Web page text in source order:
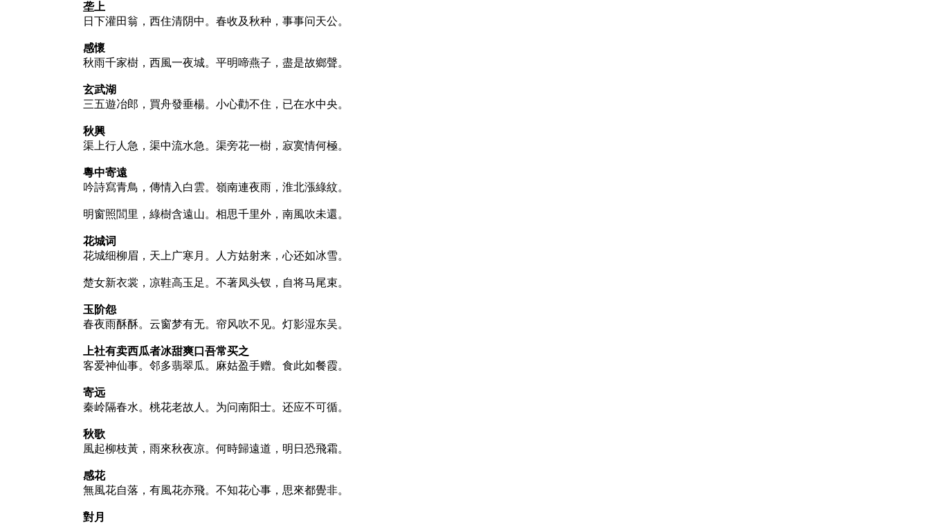
垄上
日下灌田翁，西住清阴中。春收及秋种，事事问天公。
感懷
秋雨千家樹，西風一夜城。平明啼燕子，盡是故鄉聲。
玄武湖
三五遊冶郎，買舟發垂楊。小心勸不住，已在水中央。
秋興
渠上行人急，渠中流水急。渠旁花一樹，寂寞情何極。
粵中寄遠
吟詩寫青鳥，傳情入白雲。嶺南連夜雨，淮北漲綠紋。
明窗照閭里，綠樹含遠山。相思千里外，南風吹未還。
花城词
花城细柳眉，天上广寒月。人方姑射来，心还如冰雪。
楚女新衣裳，凉鞋高玉足。不著凤头钗，自将马尾束。
玉阶怨
春夜雨酥酥。云窗梦有无。帘风吹不见。灯影湿东吴。
上社有卖西瓜者冰甜爽口吾常买之
客爱神仙事。邻多翡翠瓜。麻姑盈手赠。食此如餐霞。
寄远
秦岭隔春水。桃花老故人。为问南阳士。还应不可循。
秋歌
風起柳枝黃，雨來秋夜凉。何時歸遠道，明日恐飛霜。
感花
無風花自落，有風花亦飛。不知花心事，思來都覺非。
對月